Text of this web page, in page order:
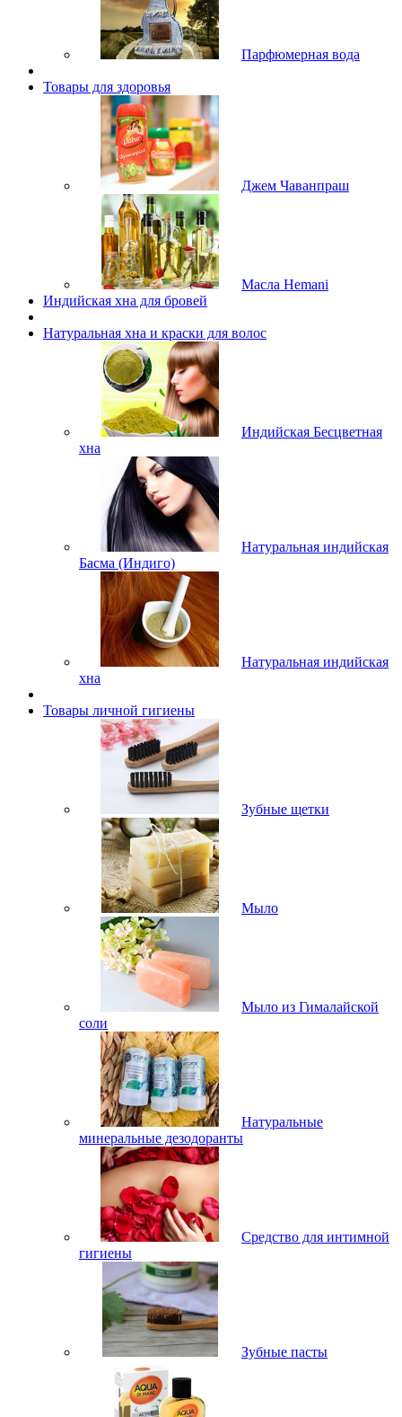
Парфюмерная вода
Товары для здоровья
Джем Чаванпраш
Масла Hemani
Индийская хна для бровей
Натуральная хна и краски для волос
Индийская Бесцветная
хна
Натуральная индийская
Басма (Индиго)
Натуральная индийская
хна
Товары личной гигиены
Зубные щетки
Мыло
Мыло из Гималайской
соли
Натуральные
минеральные дезодоранты
Средство для интимной
гигиены
Зубные пасты